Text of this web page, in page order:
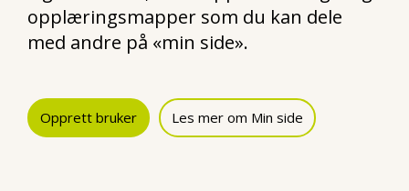
opplæringsmapper som du kan dele
med andre på «min side».
Opprett bruker Les mer om Min side